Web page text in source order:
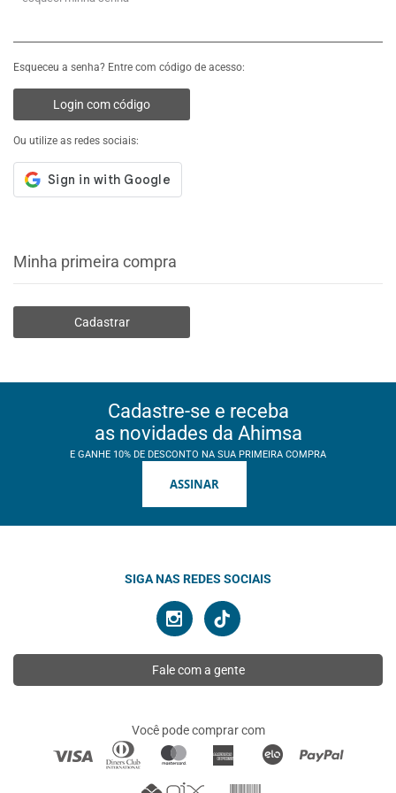
Esqueceu a senha? Entre com código de acesso:
Login com código
Ou utilize as redes sociais:
Minha primeira compra
Cadastrar
Cadastre-se e receba
as novidades da Ahimsa
E GANHE 10% DE DESCONTO NA SUA PRIMEIRA COMPRA
ASSINAR
SIGA NAS REDES SOCIAIS
Fale com a gente
Você pode comprar com